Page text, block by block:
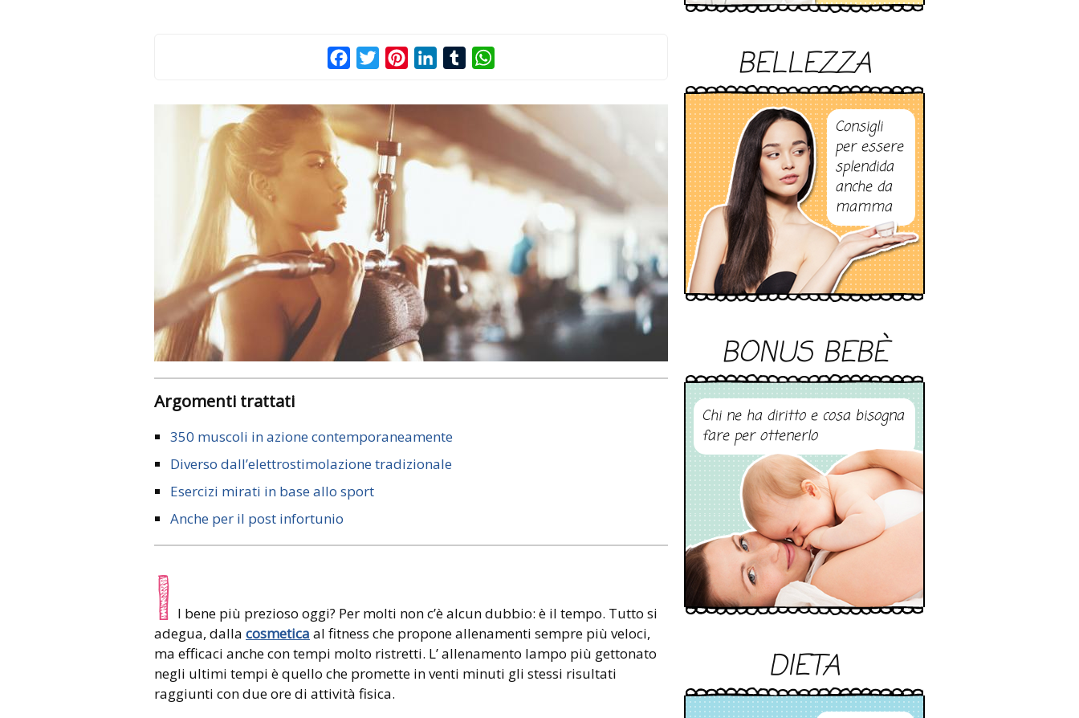
FacebookTwitterPinterestLinkedInTumblr
Argomenti trattati
350 muscoli in azione contemporaneamente
Diverso dall’elettrostimolazione tradizionale
Esercizi mirati in base allo sport
Anche per il post infortunio
I l bene più prezioso oggi? Per molti non c’è alcun dubbio: è il tempo. Tutto si
adegua, dalla cosmetica al fitness che propone allenamenti sempre più veloci,
ma efficaci anche con tempi molto ristretti. L’ allenamento lampo più gettonato
negli ultimi tempi è quello che promette in venti minuti gli stessi risultati
raggiunti con due ore di attività fisica.
BELLEZZA
Consigli
per essere
splendida
anche da
mamma
BONUS BEBÈ
Chi ne ha diritto e cosa bisogna
fare per ottenerlo
DIETA